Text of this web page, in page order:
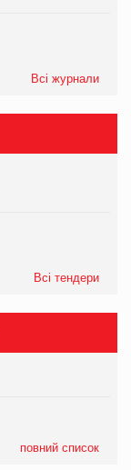
Всі журнали
Всі тендери
повний список